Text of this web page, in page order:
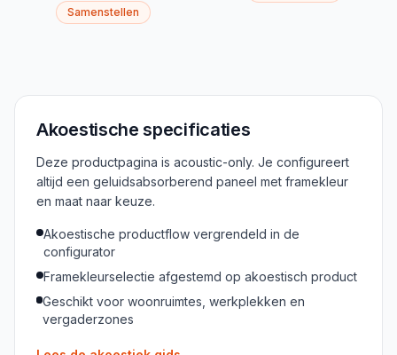
Samenstellen
Akoestische specificaties
Deze productpagina is acoustic-only. Je configureert
altijd een geluidsabsorberend paneel met framekleur
en maat naar keuze.
Akoestische productflow vergrendeld in de
configurator
Framekleurselectie afgestemd op akoestisch product
Geschikt voor woonruimtes, werkplekken en
vergaderzones